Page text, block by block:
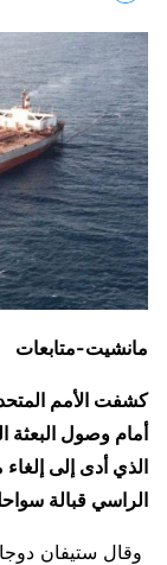
مانشيت-متابعات
كشفت الأمم
أمام وصول البعثة
الذي أدى إلى إلغاء
الراسي قبالة
وقال ستيفان